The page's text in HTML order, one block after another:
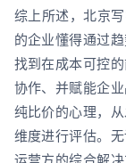
综上所述，北京
的企业懂得通过
找到在成本可控
协作、并赋能企
纯比价的心理，
维度进行评估。
运营方的综合解